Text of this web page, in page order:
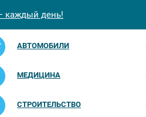
каждый день!
АВТОМОБИЛИ
МЕДИЦИНА
СТРОИТЕЛЬСТВО